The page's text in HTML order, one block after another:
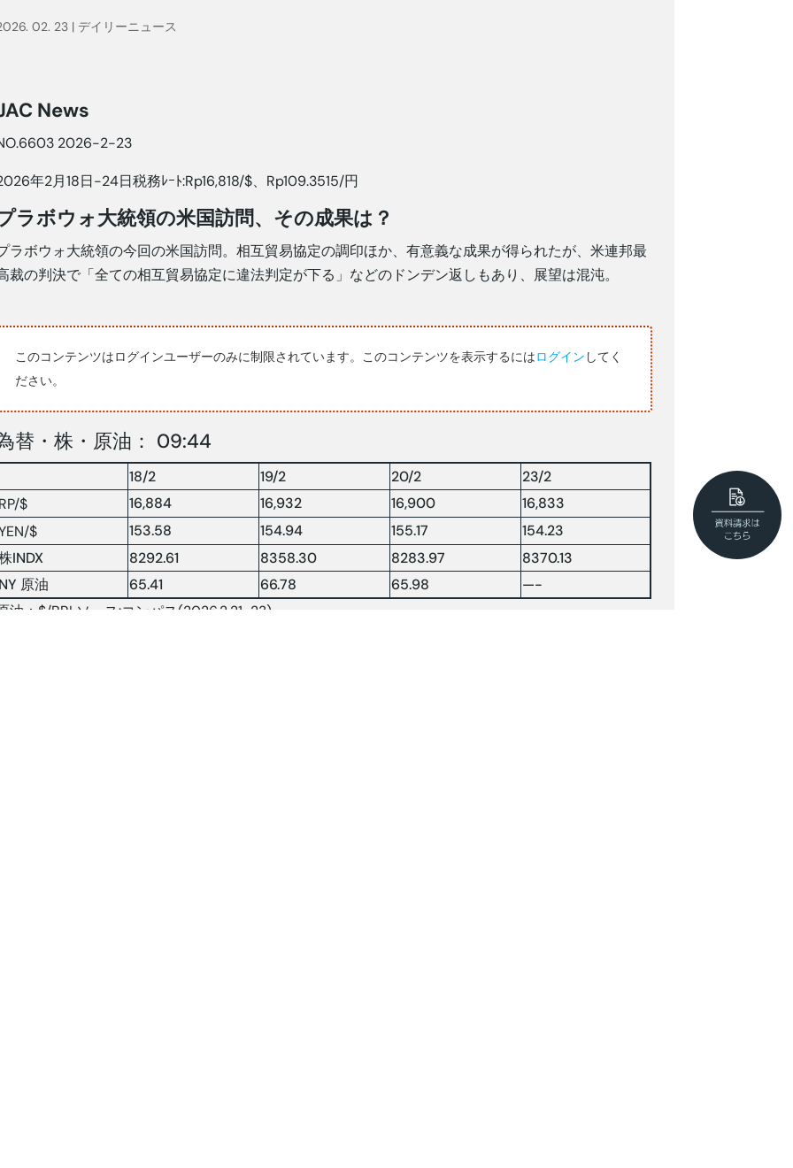
02. 23| デイリーニュース
News
2026-2-23
年2月18日-24日税務ﾚｰﾄ:Rp16,818/$、Rp109.3515/円
ラボウォ大統領の米国訪問、その成果は？
ラボウォ大統領の今回の米国訪問。相互貿易協定の調印ほか、有意義な成果が得られたが、米連邦最
裁の判決で「全ての相互貿易協定に違法判定が下る」などのドンデン返しもあり、展望は混沌。
このコンテンツはログインユーザーのみに制限されています。このコンテンツを表示するにはログイン してく
ださい。
替・株・原油： 09:44
18/2 19/2 20/2
23/2
$
16,884 16,932 16,900
16,833
$
153.58 154.94 155.17
154.23
INDX
8292.61 8358.30 8283.97
8370.13
原油
65.41 66.78 65.98
—-
油：$/BRLソース:コンパス(2026.2.21-23)